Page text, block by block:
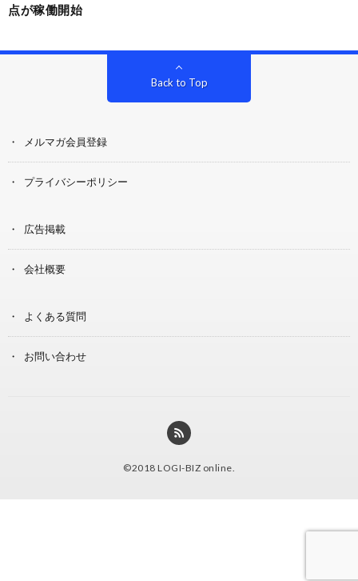
点が稼働開始
Back to Top
メルマガ会員登録
プライバシーポリシー
広告掲載
会社概要
よくある質問
お問い合わせ
©2018 LOGI-BIZ online